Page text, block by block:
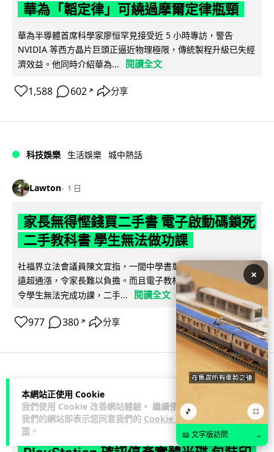
本網站正使用 Cookie
我們使用 Cookie 改善網站體驗。 繼續使用
我們的網站即表示您同意我們的 Cookie 政
策 。
華為「韜定律」可繞過摩爾定律瓶頸
華為半導體首席科學家廖恒罕見接受近 5 小時專訪，警告
NVIDIA 等西方晶片巨頭正逼近物理極限，傳統製程升級已失經
濟效益。他同時介紹華為...
閱讀全文
1,588 602 ↗ 分享
科技娛樂 生活娛樂 城中熱話
Lawton 1 日
家長無得慳錢買二手書 電子啟動碼鎖死
二手教科書 學生無法做功課
社福界立法會議員陳文宜指，一間中學書單價錢按年加 14.7%
遠超通漲，令家長難以負擔。而且電子教材啟動碼這項設計，
令學生無法完成功課，二手...
閱讀全文
977 380 ↗ 分享
Lawton 1 日
×
🎵 ⛶
📖 文字版訪問 →